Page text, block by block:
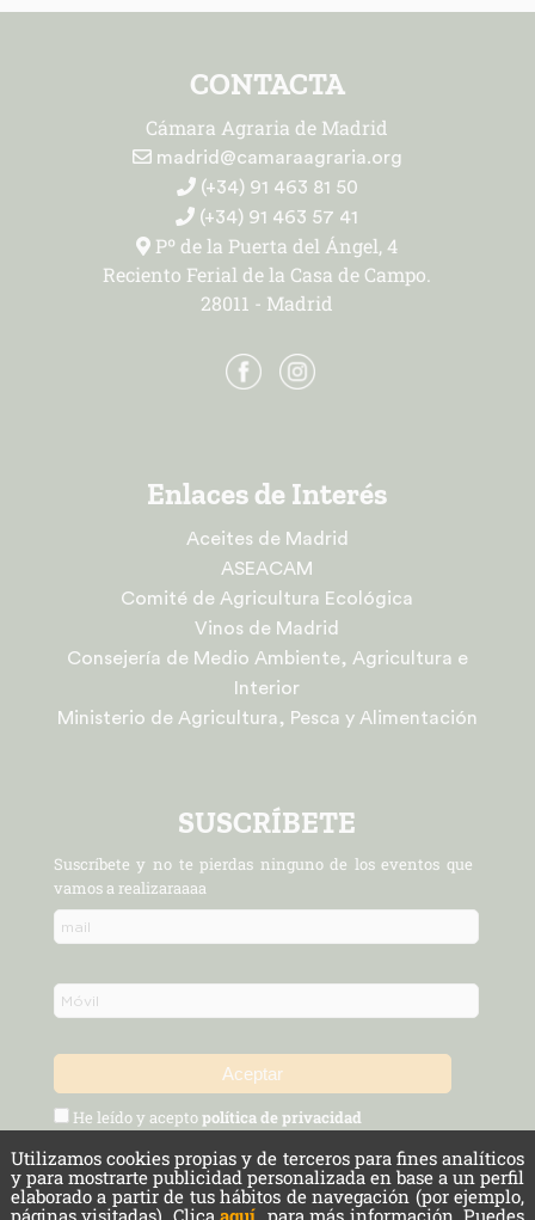
CONTACTA
Cámara Agraria de Madrid
madrid@camaraagraria.org
(+34) 91 463 81 50
(+34) 91 463 57 41
Pº de la Puerta del Ángel, 4
Reciento Ferial de la Casa de Campo.
28011 - Madrid
Enlaces de Interés
Aceites de Madrid
ASEACAM
Comité de Agricultura Ecológica
Vinos de Madrid
Consejería de Medio Ambiente, Agricultura e
Interior
Ministerio de Agricultura, Pesca y Alimentación
SUSCRÍBETE
Suscríbete y no te pierdas ninguno de los eventos que
vamos a realizaraaaa
He leído y aceptopolítica de privacidad
Política de Privacidad y Aviso Legal Protección de datos
Utilizamos cookies propias y de terceros para fines analíticos
y para mostrarte publicidad personalizada en base a un perfil
elaborado a partir de tus hábitos de navegación (por ejemplo,
páginas visitadas). Clicaaquí para más información. Puedes